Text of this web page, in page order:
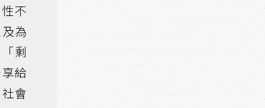
不
為
剩
給
會